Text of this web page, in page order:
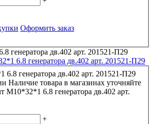
Оформить заказ
6.8 генератора дв.402 арт. 201521-П29
Наличие товара в магазинах уточняйте
М10*32*1 6.8 генератора дв.402 арт.
+